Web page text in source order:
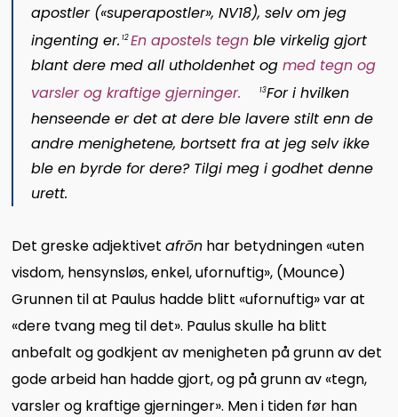
apostler («superapostler», NV18), selv om jeg
ingenting er. 12 En apostels tegn ble virkelig gjort
blant dere med all utholdenhet ogmed tegn og
varsler og kraftige gjerninger. 13For i hvilken
henseende er det at dere ble lavere stilt enn de
andre menighetene, bortsett fra at jeg selv ikke
ble en byrde for dere? Tilgi meg i godhet denne
urett.
Det greske adjektivetafrōn har betydningen «uten
visdom, hensynsløs, enkel, ufornuftig», (Mounce)
Grunnen til at Paulus hadde blitt «ufornuftig» var at
«dere tvang meg til det». Paulus skulle ha blitt
anbefalt og godkjent av menigheten på grunn av det
gode arbeid han hadde gjort, og på grunn av «tegn,
varsler og kraftige gjerninger». Men i tiden før han